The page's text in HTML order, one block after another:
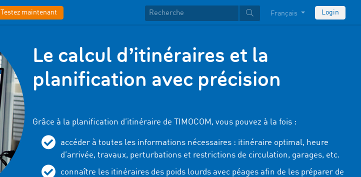
Testez maintenant Français Login
Le calcul d’itinéraires et la
planification avec précision
Grâce à la planification d’itinéraire de TIMOCOM, vous pouvez à la fois :
accéder à toutes les informations nécessaires : itinéraire optimal, heure
d’arrivée, travaux, perturbations et restrictions de circulation, garages, etc.
connaître les itinéraires des poids lourds avec péages afin de les préparer de